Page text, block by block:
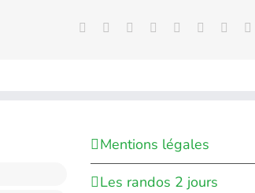
Facebook Reddit LinkedInWhatsApp
Tumblr
Mentions légales
Les randos 2 jours